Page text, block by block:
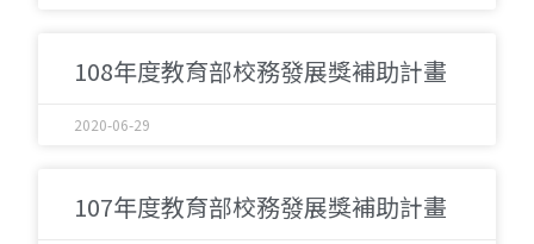
108年度教育部校務發展獎補助計畫
2020-06-29
107年度教育部校務發展獎補助計畫